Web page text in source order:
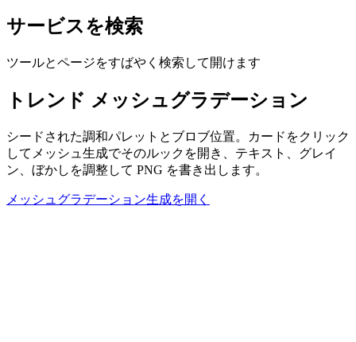
サービスを検索
ツールとページをすばやく検索して開けます
トレンド メッシュグラデーション
シードされた調和パレットとブロブ位置。カードをクリック
してメッシュ生成でそのルックを開き、テキスト、グレイ
ン、ぼかしを調整して PNG を書き出します。
メッシュグラデーション生成を開く